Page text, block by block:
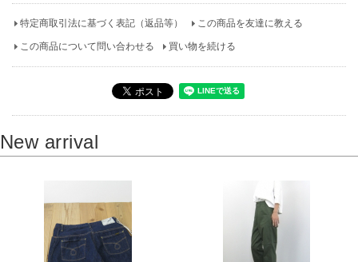
特定商取引法に基づく表記（返品等） この商品を友達に教える
この商品について問い合わせる 買い物を続ける
New arrival